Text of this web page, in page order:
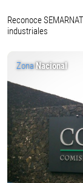
Reconoce
industriales
ZonaNacional